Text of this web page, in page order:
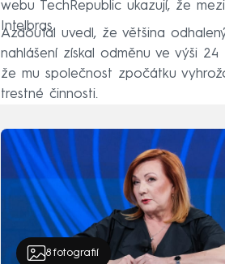
webu TechRepublic ukazují, že
Intelbras.
Azdoufal uvedl, že většina
nahlášení získal odměnu ve výši
že mu společnost zpočátku
trestné činnosti.
8fotografií